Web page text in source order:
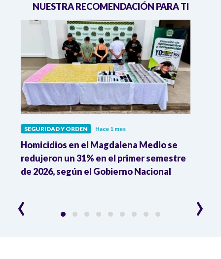
NUESTRA RECOMENDACIÓN PARA TI
SEGURIDAD Y ORDEN Hace 1 mes
Homicidios en el Magdalena Medio se
redujeron un 31% en el primer semestre
de 2026, según el Gobierno Nacional
‹ ›